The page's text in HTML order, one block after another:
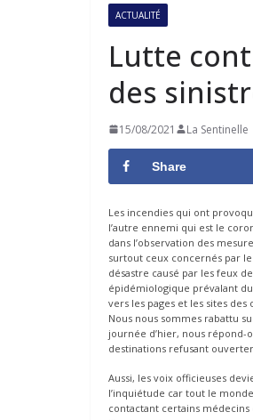
ACTUALITÉ
Lutte
des
15/08/2021 La Sentinelle
Share
Les incendies qui ont
l’autre ennemi qui est le
dans l’observation des
surtout ceux concernés par
désastre causé par les feux
épidémiologique prévalant
vers les pages et les sites
Nous nous sommes rabattu
journée d’hier, nous
destinations refusant
Aussi, les voix officieuses
l’inquiétude car tout le
contactant certains